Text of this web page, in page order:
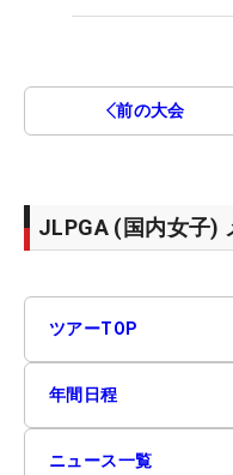
前の大会
JLPGA (国内女子)
ツアーTOP
年間日程
ニュース一覧